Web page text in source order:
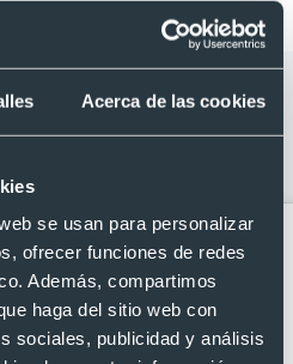
Acerca de las cookies
se usan para personalizar
ofrecer funciones de redes
Además, compartimos
haga del sitio web con
sociales, publicidad y análisis
con Roller
detalles en